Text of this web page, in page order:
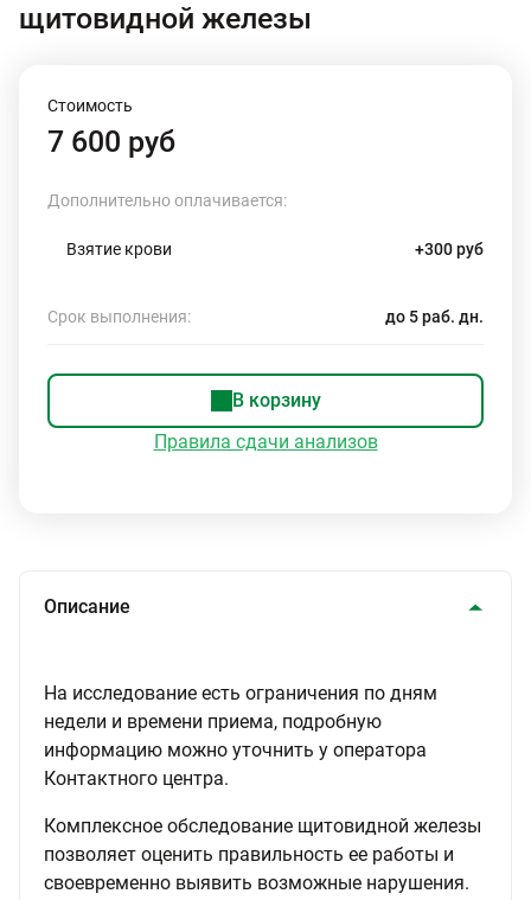
щитовидной железы
Стоимость
7 600 руб
Дополнительно оплачивается:
Взятие крови +300 руб
Срок выполнения: до 5 раб. дн.
В корзину
Правила сдачи анализов
Описание
На исследование есть ограничения по дням
недели и времени приема, подробную
информацию можно уточнить у оператора
Контактного центра.
Комплексное обследование щитовидной железы
позволяет оценить правильность ее работы и
своевременно выявить возможные нарушения.